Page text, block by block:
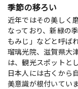
季節の移ろい
近年ではその美しく
なっており、新緑の
もみじ」などと呼ば
瑠璃光院、滋賀県大
は、観光スポットと
日本人には古くから
美意識が根付いてい